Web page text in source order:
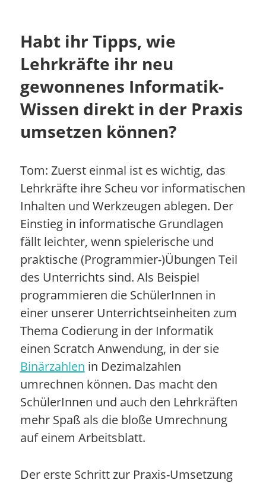
Habt ihr Tipps, wie
Lehrkräfte ihr neu
gewonnenes Informatik-
Wissen direkt in der Praxis
umsetzen können?
Tom: Zuerst einmal ist es wichtig, das
Lehrkräfte ihre Scheu vor informatischen
Inhalten und Werkzeugen ablegen. Der
Einstieg in informatische Grundlagen
fällt leichter, wenn spielerische und
praktische (Programmier-)Übungen Teil
des Unterrichts sind. Als Beispiel
programmieren die SchülerInnen in
einer unserer Unterrichtseinheiten zum
Thema Codierung in der Informatik
einen Scratch Anwendung, in der sie
Binärzahlen in Dezimalzahlen
umrechnen können. Das macht den
SchülerInnen und auch den Lehrkräften
mehr Spaß als die bloße Umrechnung
auf einem Arbeitsblatt.
Der erste Schritt zur Praxis-Umsetzung